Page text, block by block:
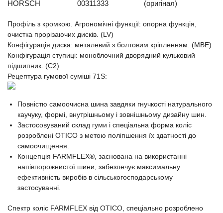
HORSCH 00311333 (оригінал)
Профіль з кромкою. Агрономічні функції: опорна функція,
очистка прорізаючих дисків. (LV)
Конфігурація диска: металевий з болтовим кріпленням. (MBE)
Конфігурація ступиці: моноблочний дворядний кульковий
підшипник. (C2)
Рецептура гумової суміші 71S:
Повністю самоочисна шина завдяки гнучкості натурального
каучуку, формі, внутрішньому і зовнішньому дизайну шин.
Застосовуваний склад гуми і спеціальна форма коліс
розроблені OTICO з метою поліпшення їх здатності до
самоочищення.
Концепція FARMFLEX®, заснована на використанні
напівпорожнистої шини, забезпечує максимальну
ефективність виробів в сільськогосподарському
застосуванні.
Спектр коліс FARMFLEX від OTICO, спеціально розроблено